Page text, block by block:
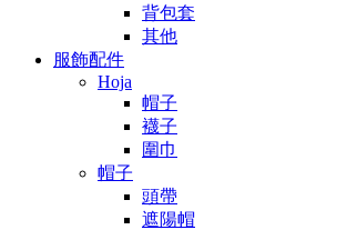
背包套
其他
服飾配件
Hoja
帽子
襪子
圍巾
帽子
頭帶
遮陽帽